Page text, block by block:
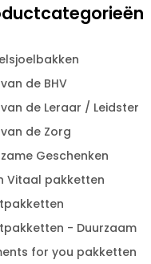
de BHV
de Leraar / Leidster
de Zorg
Geschenken
Vitaal pakketten
- Duurzaam
for you pakketten